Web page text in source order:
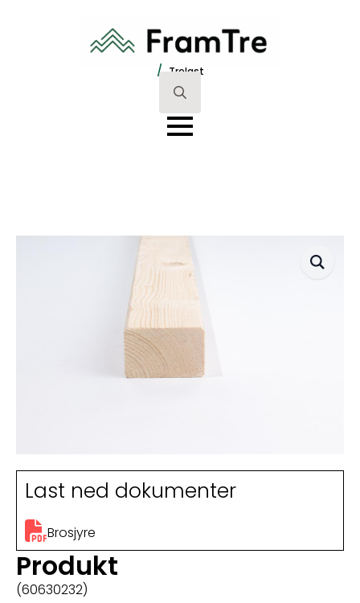
/ Trelast
Search
for:
Last ned dokumenter
Brosjyre
Produkt
(60630232)